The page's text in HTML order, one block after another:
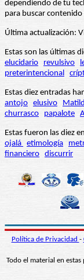
dependiendo de tu
para buscar
Última actualización:
Estas son las últimas
elucidario
revulsivo
preterintencional
Estas diez entradas
antojo elusivo
churrasco
papalote
Estas fueron las diez
ojalá etimología
financiero discurrir
Política de Privacidad -
Todo el material en